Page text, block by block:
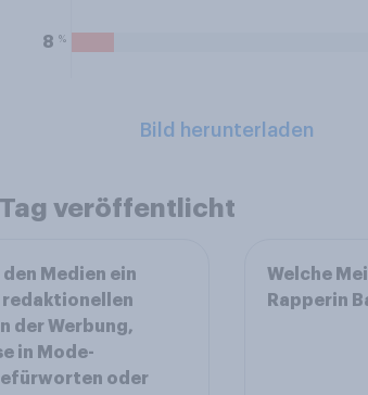
8 %
Bild herunterladen
veröffentlicht
den Medien ein
redaktionellen
der Werbung,
in Mode-
oder
Welche
Rapperin